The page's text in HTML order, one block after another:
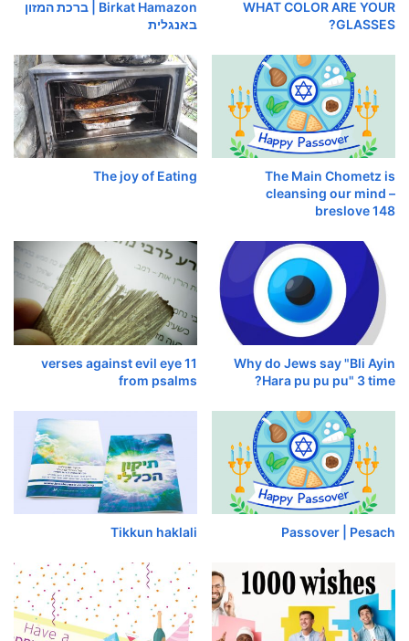
WHAT COLOR ARE YOUR
GLASSES?
Birkat Hamazon | ברכת המזון
באנגלית
The Main Chometz is
cleansing our mind –
breslove 148
The joy of Eating
Why do Jews say "Bli Ayin
Hara pu pu pu" 3 time?
11 verses against evil eye
from psalms
Passover | Pesach
Tikkun haklali